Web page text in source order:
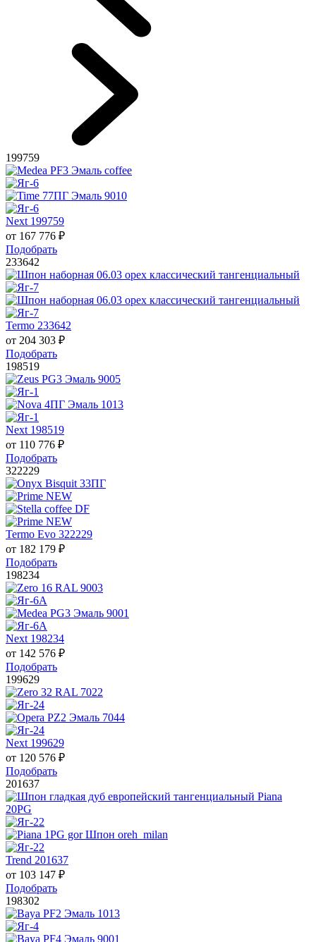
199759
Next 199759
от 167 776 ₽
Подобрать
233642
Termo 233642
от 204 303 ₽
Подобрать
198519
Next 198519
от 110 776 ₽
Подобрать
322229
Termo Evo 322229
от 182 179 ₽
Подобрать
198234
Next 198234
от 142 576 ₽
Подобрать
199629
Next 199629
от 120 576 ₽
Подобрать
201637
Trend 201637
от 103 147 ₽
Подобрать
198302